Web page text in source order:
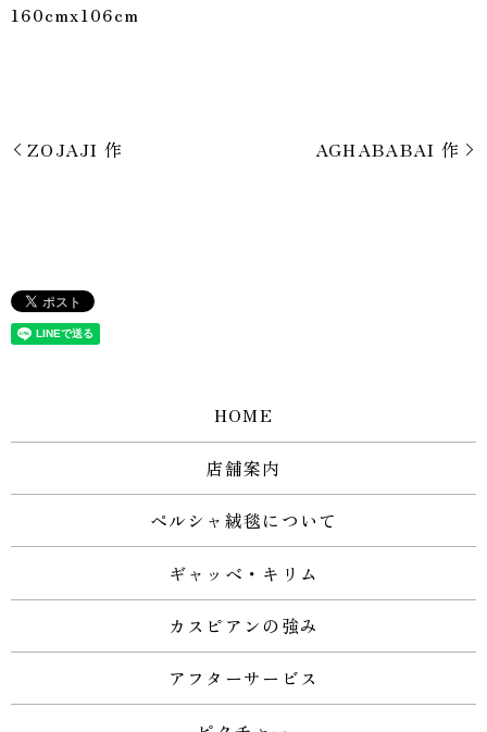
160cmx106cm
ZOJAJI 作 AGHABABAI 作
HOME
店舗案内
ペルシャ絨毯について
ギャッベ・キリム
カスピアンの強み
アフターサービス